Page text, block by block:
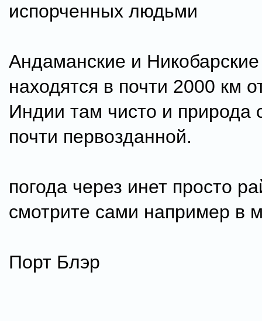
испорченных людьми
Андаманские и
находятся в почти 2000 км
Индии там чисто и природа
почти первозданной.
погода через инет просто
смотрите сами например в
Порт Блэр